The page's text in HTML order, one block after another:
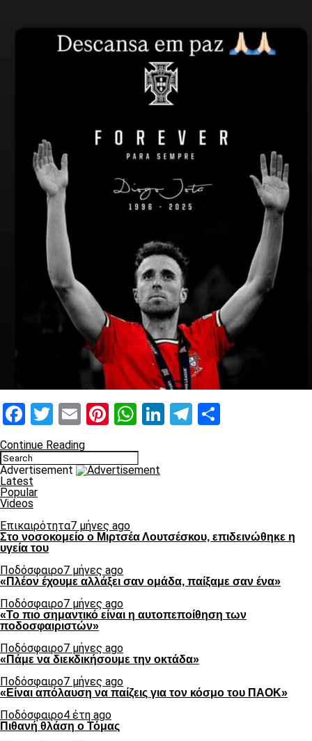
Facebook
Twitter
EmailPinterest
WhatsApp
LinkedIn
Telegram
Continue Reading
Advertisement
Latest
Popular
Videos
Επικαιρότητα7 μήνες ago
Στο νοσοκομείο ο Μιρτσέα Λουτσέσκου, επιδεινώθηκε η
υγεία του
Ποδόσφαιρο7 μήνες ago
«Πλέον έχουμε αλλάξει σαν ομάδα, παίξαμε σαν ένα»
Ποδόσφαιρο7 μήνες ago
«Το πιο σημαντικό είναι η αυτοπεποίθηση των
ποδοσφαιριστών»
Ποδόσφαιρο7 μήνες ago
«Πάμε να διεκδικήσουμε την οκτάδα»
Ποδόσφαιρο7 μήνες ago
«Είναι απόλαυση να παίζεις για τον κόσμο του ΠΑΟΚ»
Ποδόσφαιρο4 έτη ago
Πιθανή θλάση ο Τόμας